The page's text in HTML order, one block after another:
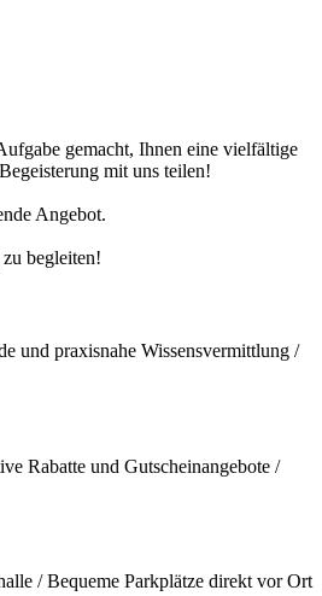
gemacht, Ihnen eine vielfältige
mit uns teilen!
Angebot.
begleiten!
und praxisnahe Wissensvermittlung /
Rabatte und Gutscheinangebote /
/ Bequeme Parkplätze direkt vor Ort